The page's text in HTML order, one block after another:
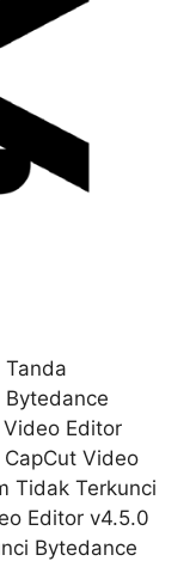
Tanda
Bytedance
Editor
Video
Tidak Terkunci
Editor v4.5.0
Bytedance